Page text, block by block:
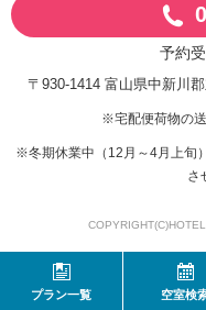
プラン一覧 空室検
予約
〒930-1414 富山県中新川
※宅配便荷物の
※冬期休業中（12月～4月上旬
さ